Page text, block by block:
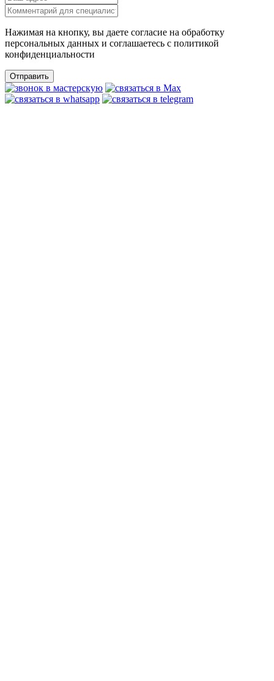
Нажимая на кнопку, вы даете согласие на обработку
персональных данных и соглашаетесь c политикой
конфиденциальности
Отправить